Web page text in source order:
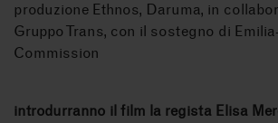
produzione Ethnos, Daruma, in
Gruppo Trans, con il sostegno di
Commission
introdurranno il film la regista Elisa